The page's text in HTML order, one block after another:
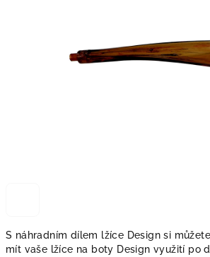
S náhradním dílem lžíce Design si
mít vaše lžíce na boty Design využití po